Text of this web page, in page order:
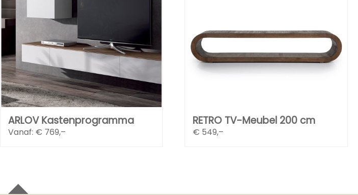
ARLOV Kastenprogramma
Vanaf: € 769,–
RETRO TV-Meubel 200 cm
€ 549,–